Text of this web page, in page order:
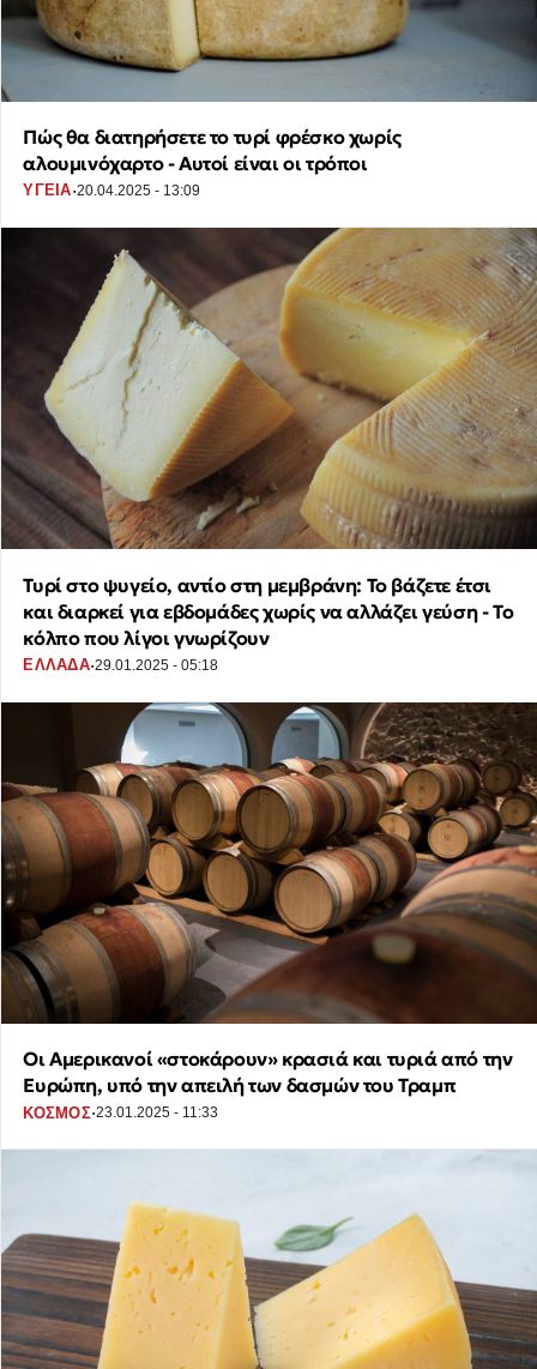
Πώς θα διατηρήσετε το τυρί φρέσκο χωρίς
αλουμινόχαρτο - Αυτοί είναι οι τρόποι
ΥΓΕΙΑ·20.04.2025 - 13:09
Τυρί στο ψυγείο, αντίο στη μεμβράνη: Το βάζετε έτσι
και διαρκεί για εβδομάδες χωρίς να αλλάζει γεύση - Το
κόλπο που λίγοι γνωρίζουν
ΕΛΛΑΔΑ·29.01.2025 - 05:18
Οι Αμερικανοί «στοκάρουν» κρασιά και τυριά από την
Ευρώπη, υπό την απειλή των δασμών του Τραμπ
ΚΟΣΜΟΣ·23.01.2025 - 11:33